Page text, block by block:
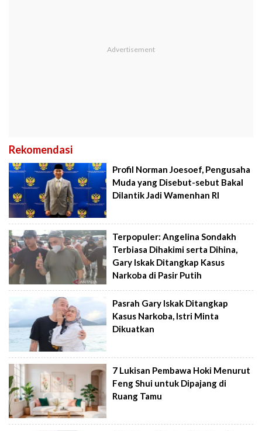
Rekomendasi
Profil Norman Joesoef, Pengusaha
Muda yang Disebut-sebut Bakal
Dilantik Jadi Wamenhan RI
Terpopuler: Angelina Sondakh
Terbiasa Dihakimi serta Dihina,
Gary Iskak Ditangkap Kasus
Narkoba di Pasir Putih
Pasrah Gary Iskak Ditangkap
Kasus Narkoba, Istri Minta
Dikuatkan
7 Lukisan Pembawa Hoki Menurut
Feng Shui untuk Dipajang di
Ruang Tamu